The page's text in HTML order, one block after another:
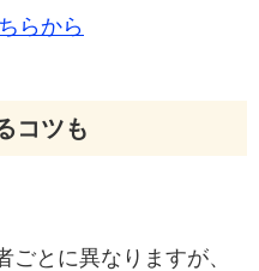
らから
コツも
とに異なりますが、